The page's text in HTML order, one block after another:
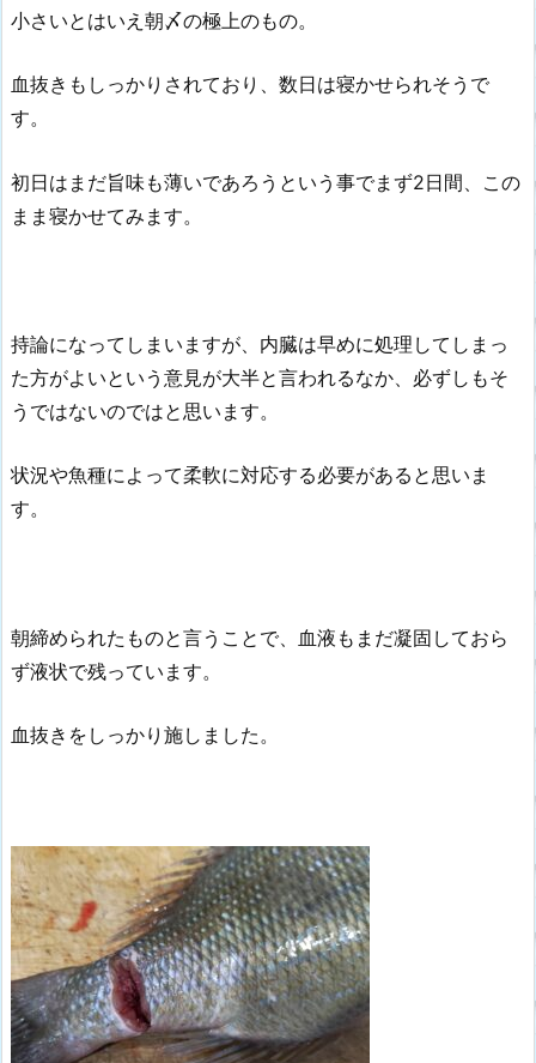
小さいとはいえ朝〆の極上のもの。
血抜きもしっかりされており、数日は寝かせられそうで
す。
初日はまだ旨味も薄いであろうという事でまず2日間、この
まま寝かせてみます。
持論になってしまいますが、内臓は早めに処理してしまっ
た方がよいという意見が大半と言われるなか、必ずしもそ
うではないのではと思います。
状況や魚種によって柔軟に対応する必要があると思いま
す。
朝締められたものと言うことで、血液もまだ凝固しておら
ず液状で残っています。
血抜きをしっかり施しました。